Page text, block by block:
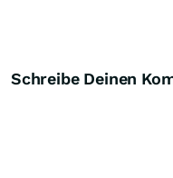
Schreibe Deinen